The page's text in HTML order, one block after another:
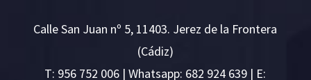
Calle San Juan nº 5, 11403. Jerez de la Frontera
(Cádiz)
T: 956 752 006 | Whatsapp: 682 924 639 | E: